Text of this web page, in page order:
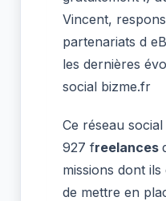
Vincent,
partenariats d
les dernières
social bizme.fr
Ce réseau
927 freelances
missions dont
de mettre en